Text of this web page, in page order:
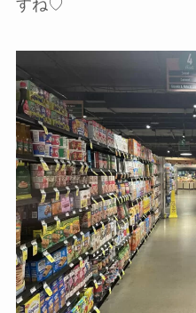
すね♡